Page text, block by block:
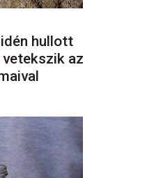
hullott
az